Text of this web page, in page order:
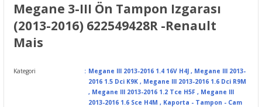
Megane 3-III Ön Tampon Izgarası
(2013-2016) 622549428R -Renault
Mais
Kategori Megane III 2013-2016 1.4 16V H4J , Megane III 2013-
2016 1.5 Dci K9K , Megane III 2013-2016 1.6 Dci R9M
, Megane III 2013-2016 1.2 Tce H5F , Megane III
2013-2016 1.6 Sce H4M , Kaporta - Tampon - Cam